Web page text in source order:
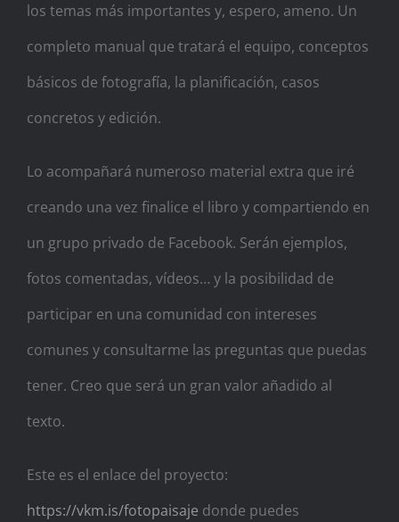
los temas más importantes y, espero, ameno. Un
completo manual que tratará el equipo, conceptos
básicos de fotografía, la planificación, casos
concretos y edición.
Lo acompañará numeroso material extra que iré
creando una vez finalice el libro y compartiendo en
un grupo privado de Facebook. Serán ejemplos,
fotos comentadas, vídeos… y la posibilidad de
participar en una comunidad con intereses
comunes y consultarme las preguntas que puedas
tener. Creo que será un gran valor añadido al
texto.
Este es el enlace del proyecto:
https://vkm.is/fotopaisaje donde puedes